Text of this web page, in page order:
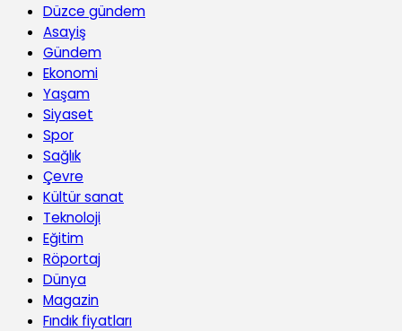
Düzce gündem
Asayiş
Gündem
Ekonomi
Yaşam
Siyaset
Spor
Sağlık
Çevre
Kültür sanat
Teknoloji
Eğitim
Röportaj
Dünya
Magazin
Fındık fiyatları